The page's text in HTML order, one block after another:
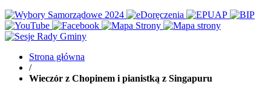
Strona główna
/
Wieczór z Chopinem i pianistką z Singapuru